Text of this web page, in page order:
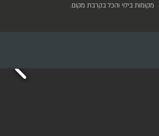
מקומות בילוי והכל בקרבת מקום.